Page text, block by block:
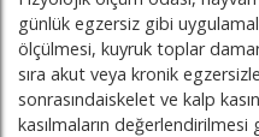
günlük egzersiz gibi
ölçülmesi, kuyruk toplar
sıra akut veya kronik
sonrasındaiskelet ve kalp
kasılmaların